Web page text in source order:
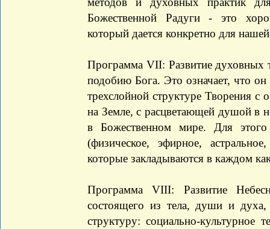
Божественной Радуги - это
который дается конкретно для
Программа VII: Развитие духовных
подобию Бога. Это означает, что
трехслойной структуре Творения
на Земле, с расцветающей душой
в Божественном мире. Для
(физическое, эфирное,
которые закладываются в каждом
Программа VIII: Развитие
состоящего из тела, души и
структуру: социально-